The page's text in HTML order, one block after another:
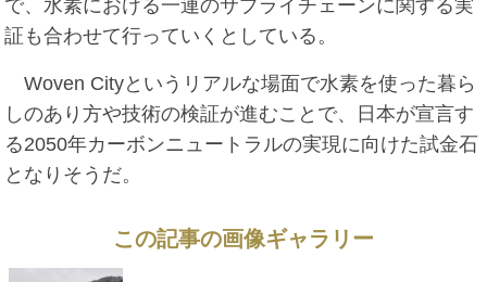
で、水素における一連のサプライチェーンに関する実
証も合わせて行っていくとしている。
Woven Cityというリアルな場面で水素を使った暮ら
しのあり方や技術の検証が進むことで、日本が宣言す
る2050年カーボンニュートラルの実現に向けた試金石
となりそうだ。
この記事の画像ギャラリー